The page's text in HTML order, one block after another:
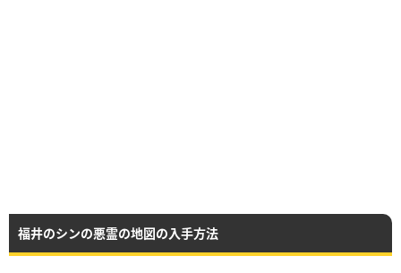
福井のシンの悪霊の地図の入手方法